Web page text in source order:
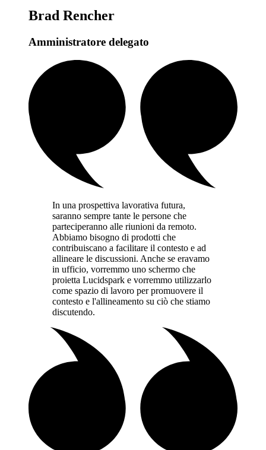
Brad Rencher
Amministratore delegato
In una prospettiva lavorativa futura,
saranno sempre tante le persone che
parteciperanno alle riunioni da remoto.
Abbiamo bisogno di prodotti che
contribuiscano a facilitare il contesto e ad
allineare le discussioni. Anche se eravamo
in ufficio, vorremmo uno schermo che
proietta Lucidspark e vorremmo utilizzarlo
come spazio di lavoro per promuovere il
contesto e l'allineamento su ciò che stiamo
discutendo.